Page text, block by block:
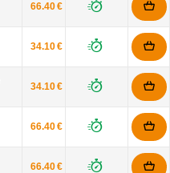
66.40 €
34.10 €
34.10 €
66.40 €
66.40 €